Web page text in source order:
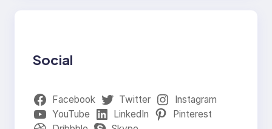
Social
Facebook Twitter
Instagram
YouTube
LinkedIn
Pinterest